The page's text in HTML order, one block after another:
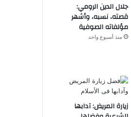
جلال الدين الرومي:
قصته، نسبه، وأشهر
مؤلفاته الصوفية
منذ أسبوع واحد
زيارة المريض: آدابها